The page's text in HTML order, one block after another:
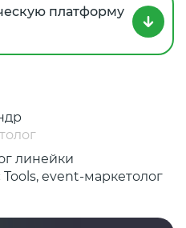
платформу
линейки
event-маркетолог